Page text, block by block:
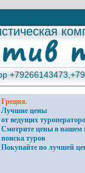
Греция.
Лучшие цены
от ведущих
Смотрите цены в нашем
поиска туров
Покупайте по лучшей